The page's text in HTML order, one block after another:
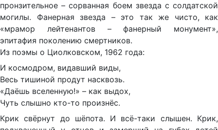
пронзительное – сорванная боем звезда с солдатской
могилы. Фанерная звезда – это так же чисто, как
«мрамор лейтенантов – фанерный монумент»,
эпитафия поколению смертников.
Из поэмы о Циолковском, 1962 года:
И космодром, видавший виды,
Весь тишиной продут насквозь.
«Даёшь вселенную!» – как выдох,
Чуть слышно кто-то произнёс.
Крик свёрнут до шёпота. И всё-таки слышен. Крик,